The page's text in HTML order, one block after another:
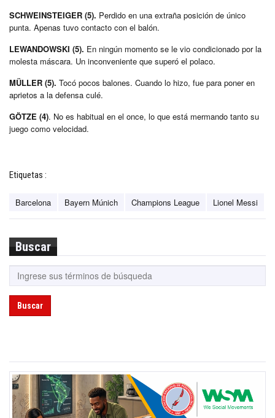
SCHWEINSTEIGER (5). Perdido en una extraña posición de único
punta. Apenas tuvo contacto con el balón.
LEWANDOWSKI (5). En ningún momento se le vio condicionado por la
molesta máscara. Un inconveniente que superó el polaco.
MÜLLER (5). Tocó pocos balones. Cuando lo hizo, fue para poner en
aprietos a la defensa culé.
GÖTZE (4). No es habitual en el once, lo que está mermando tanto su
juego como velocidad.
Etiquetas :
Barcelona Bayern Múnich Champions League Lionel Messi
Buscar
Buscar